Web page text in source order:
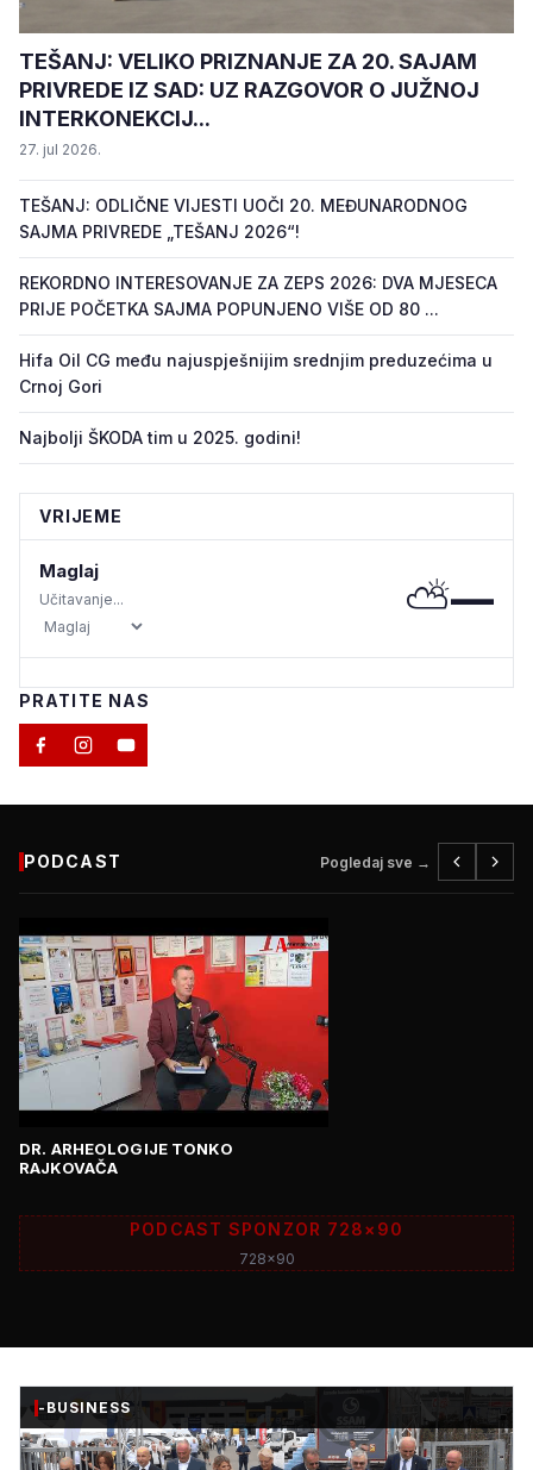
TEŠANJ: VELIKO PRIZNANJE ZA 20. SAJAM
PRIVREDE IZ SAD: UZ RAZGOVOR O JUŽNOJ
INTERKONEKCIJ...
27. jul 2026.
TEŠANJ: ODLIČNE VIJESTI UOČI 20. MEĐUNARODNOG
SAJMA PRIVREDE „TEŠANJ 2026“!
REKORDNO INTERESOVANJE ZA ZEPS 2026: DVA MJESECA
PRIJE POČETKA SAJMA POPUNJENO VIŠE OD 80 ...
Hifa Oil CG među najuspješnijim srednjim preduzećima u
Crnoj Gori
Najbolji ŠKODA tim u 2025. godini!
VRIJEME
Maglaj
Učitavanje... ⛅—
PRATITE NAS
PODCAST Pogledaj sve →
DR. ARHEOLOGIJE TONKO
RAJKOVAČA
PODCAST SPONZOR 728×90
728x90
-BUSINESS